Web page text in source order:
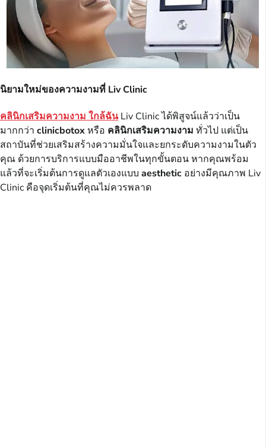
นิยามใหม่ของความงามที่ Liv Clinic
คลินิกเสริมความงาม ใกล้ฉันLiv Clinic ได้พิสูจน์แล้วว่าเป็น
มากกว่า clinicbotoxหรือ คลินิกเสริมความงาม ทั่วไป แต่เป็น
สถาบันที่ช่วยเสริมสร้างความมั่นใจและยกระดับความงามในตัว
คุณ ด้วยการบริการแบบมืออาชีพในทุกขั้นตอน หากคุณพร้อม
แล้วที่จะเริ่มต้นการดูแลตัวเองแบบ aesthetic อย่างมีคุณภาพ Liv
Clinic คือจุดเริ่มต้นที่คุณไม่ควรพลาด